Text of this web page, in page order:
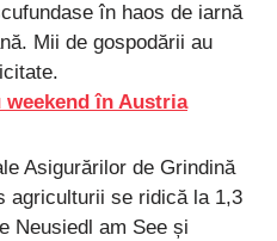
în haos de iarnă
Mii de gospodării au
weekend în Austria
Asigurărilor de Grindină
agriculturii se ridică la 1,3
Neusiedl am See și